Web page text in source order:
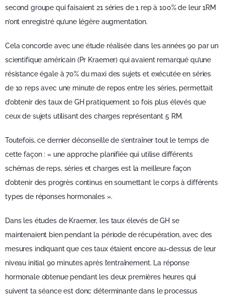
second groupe qui faisaient 21 séries de 1 rep à 100% de leur 1RM
n’ont enregistré qu’une légère augmentation.
Cela concorde avec une étude réalisée dans les années 90 par un
scientifique américain (Pr Kraemer) qui avaient remarqué qu’une
résistance égale à 70% du maxi des sujets et exécutée en séries
de 10 reps avec une minute de repos entre les séries, permettait
d’obtenir des taux de GH pratiquement 10 fois plus élevés que
ceux de sujets utilisant des charges représentant 5 RM.
Toutefois, ce dernier déconseille de s’entraîner tout le temps de
cette façon : « une approche planifiée qui utilise différents
schémas de reps, séries et charges est la meilleure façon
d’obtenir des progrès continus en soumettant le corps à différents
types de réponses hormonales ».
Dans les études de Kraemer, les taux élevés de GH se
maintenaient bien pendant la période de récupération, avec des
mesures indiquant que ces taux étaient encore au-dessus de leur
niveau initial 90 minutes après l’entraînement. La réponse
hormonale obtenue pendant les deux premières heures qui
suivent ta séance est donc déterminante dans le processus